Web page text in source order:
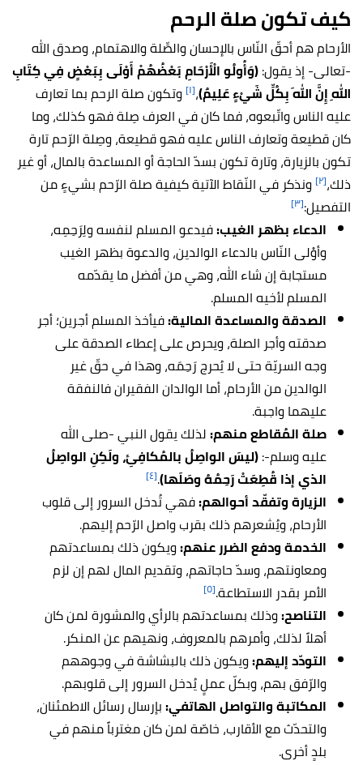
كيف تكون صلة الرحم
الأرحام هم أحقّ النّاس بالإحسان والصِّلة والاهتمام، وصدق الله
-تعالى- إذ يقول:(وَأُولُو الْأَرْحَامِ بَعْضُهُمْ أَوْلَى بِبَعْضٍ فِي كِتَابِ
اللهِ إِنَّ اللهَ بِكُلِّ شَيْءٍ عَلِيمٌ)،[١] وتكون صلة الرحم بما تعارف
عليه الناس واتّبعوه، فما كان في العرف صِلة فهو كذلك، وما
كان قطيعة وتعارف الناس عليه فهو قطيعة، وصِلة الرّحم تارة
تكون بالزيارة، وتارة تكون بسدّ الحاجة أو المساعدة بالمال، أو غير
ذلك،[٢]
ونذكر في النّقاط الآتية كيفية صلة الرّحم بشيءٍ من
التفصيل:[٣]
الدعاء بظهر الغيب:فيدعو المسلم لنفسه ولِرَحِمِه،
وأوْلى النّاس بالدعاء الوالدين، والدعوة بظهر الغيب
مستجابة إن شاء الله، وهي من أفضل ما يقدّمه
المسلم لأخيه المسلم.
الصدقة والمساعدة المالية:فيأخذ المسلم أجرين؛ أجر
صدقته وأجر الصلة، ويحرص على إعطاء الصدقة على
وجه السريّة حتى لا يُحرج رَحِمَه، وهذا في حقّ غير
الوالدين من الأرحام، أما الوالدان الفقيران فالنفقة
عليهما واجبة.
صلة المُقاطع منهم:لذلك يقول النبي -صلى الله
عليه وسلم-:(ليسَ الواصِلُ بالمُكافِئِ، ولَكِنِ الواصِلُ
الذي إذا قُطِعَتْ رَحِمُهُ وصَلَها).[٤]
الزيارة وتفقّد أحوالهم:فهي تُدخل السرور إلى قلوب
الأرحام، ويُشعرهم ذلك بقرب واصل الرّحم إليهم.
الخدمة ودفع الضرر عنهم:ويكون ذلك بمساعدتهم
ومعاونتهم، وسدّ حاجاتهم، وتقديم المال لهم إن لزم
الأمر بقدر الاستطاعة.[٥]
التناصح:وذلك بمساعدتهم بالرأي والمشورة لمن كان
أهلاً لذلك، وأمرهم بالمعروف، ونهيهم عن المنكر.
التودّد إليهم:ويكون ذلك بالبشاشة في وجوههم
والرّفق بهم، وبكلّ عملٍ يُدخل السرور إلى قلوبهم.
المكاتبة والتواصل الهاتفي:بإرسال رسائل الاطمئنان،
والتحدّث مع الأقارب، خاصّة لمن كان مغترباً منهم في
بلدٍ أخرى.